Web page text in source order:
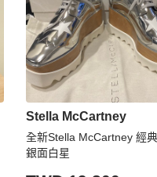
Stella McCartney
全新Stella McCartney 經
銀面白星